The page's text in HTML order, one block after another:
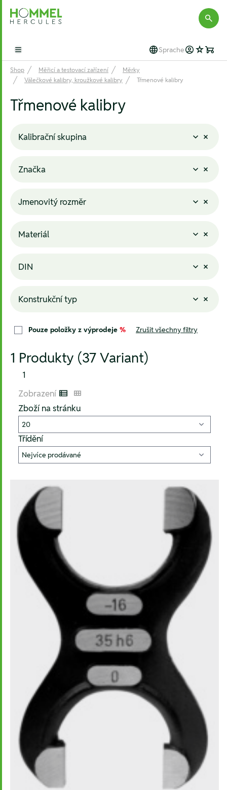
Hommel Hercules
Open main menu Sprache
Shop Měřicí a testovací zařízení
Měrky
Válečkové kalibry, kroužkové kalibry
Třmenové kalibry
Třmenové kalibry
Kalibrační skupina
Značka
Jmenovitý rozměr
Materiál
DIN
Konstrukční typ
Pouze položky z výprodeje % Zrušit všechny filtry
1 Produkty (37 Variant)
1
Zobrazení Listenansicht
Kachelansicht
Zboží na stránku
Třídění